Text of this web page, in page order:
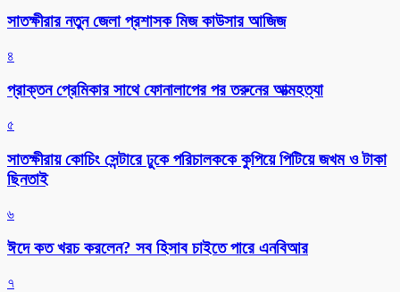
সাতক্ষীরার নতুন জেলা প্রশাসক মিজ কাউসার আজিজ
৪
প্রাক্তন প্রেমিকার সাথে ফোনালাপের পর তরুনের আত্মহত্যা
৫
সাতক্ষীরায় কোচিং সেন্টারে ঢুকে পরিচালককে কুপিয়ে পিটিয়ে জখম ও টাকা
ছিনতাই
৬
ঈদে কত খরচ করলেন? সব হিসাব চাইতে পারে এনবিআর
৭